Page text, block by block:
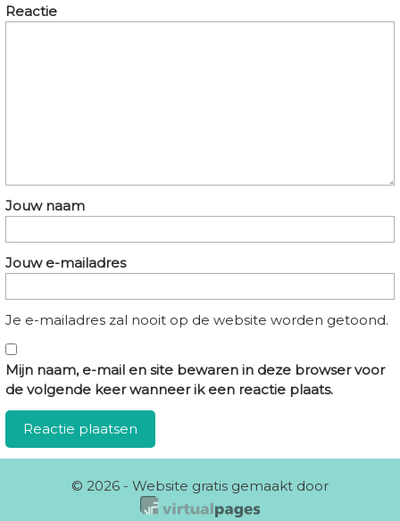
Reactie
Jouw naam
Jouw e-mailadres
Je e-mailadres zal nooit op de website worden getoond.
Mijn naam, e-mail en site bewaren in deze browser voor
de volgende keer wanneer ik een reactie plaats.
© 2026 - Website gratis gemaakt door